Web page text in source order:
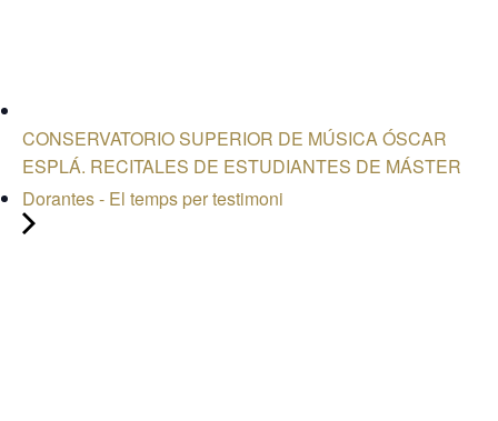
CONSERVATORIO SUPERIOR DE MÚSICA ÓSCAR
ESPLÁ. RECITALES DE ESTUDIANTES DE MÁSTER
Dorantes - El temps per testimoni